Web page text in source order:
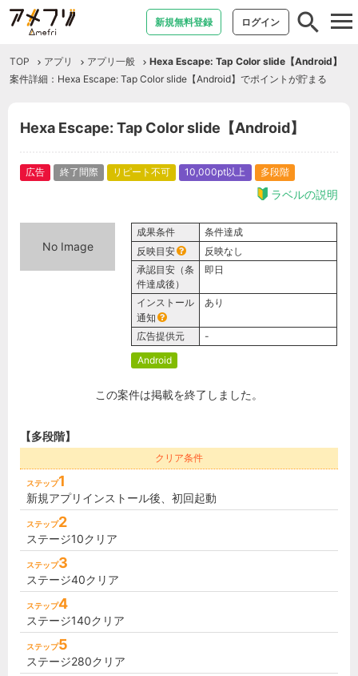
新規無料登録 ログイン
TOP アプリ アプリ一般
Hexa Escape: Tap Color slide【Android】
案件詳細：Hexa Escape: Tap Color slide【Android】でポイントが貯まる
Hexa Escape: Tap Color slide【Android】
広告 終了間際 リピート不可 10,000pt以上 多段階
ラベルの説明
No Image
成果条件
条件達成
反映目安
反映なし
承認目安（条
件達成後）
即日
インストール
通知
あり
広告提供元
-
Android
この案件は掲載を終了しました。
【多段階】
クリア条件
ステップ1
新規アプリインストール後、初回起動
ステップ2
ステージ10クリア
ステップ3
ステージ40クリア
ステップ4
ステージ140クリア
ステップ5
ステージ280クリア